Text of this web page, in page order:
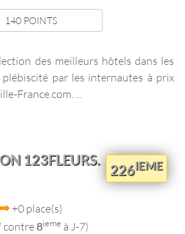
140 POINTS
des meilleurs hôtels dans les
par les internautes à prix
France.com. ...
123FLEURS.
226IEME
+0 place(s)
contre8ieme à J-7)